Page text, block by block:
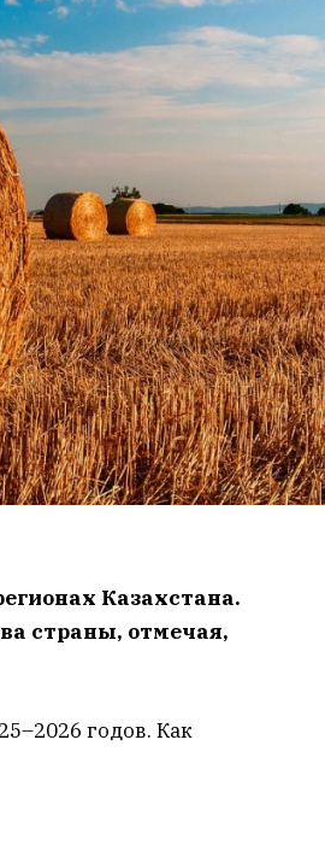
Казахстана.
страны, отмечая,
годов. Как